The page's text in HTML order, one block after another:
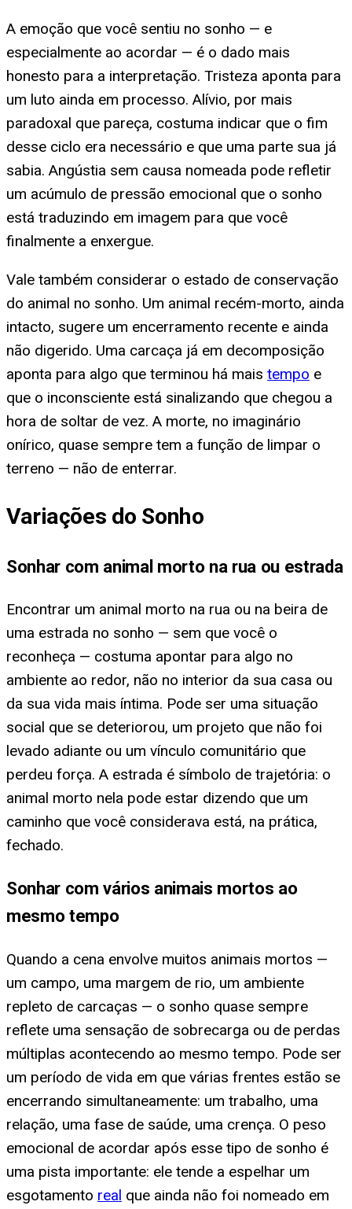
A emoção que você sentiu no sonho — e
especialmente ao acordar — é o dado mais
honesto para a interpretação. Tristeza aponta para
um luto ainda em processo. Alívio, por mais
paradoxal que pareça, costuma indicar que o fim
desse ciclo era necessário e que uma parte sua já
sabia. Angústia sem causa nomeada pode refletir
um acúmulo de pressão emocional que o sonho
está traduzindo em imagem para que você
finalmente a enxergue.
Vale também considerar o estado de conservação
do animal no sonho. Um animal recém-morto, ainda
intacto, sugere um encerramento recente e ainda
não digerido. Uma carcaça já em decomposição
aponta para algo que terminou há mais tempo e
que o inconsciente está sinalizando que chegou a
hora de soltar de vez. A morte, no imaginário
onírico, quase sempre tem a função de limpar o
terreno — não de enterrar.
Variações do Sonho
Sonhar com animal morto na rua ou estrada
Encontrar um animal morto na rua ou na beira de
uma estrada no sonho — sem que você o
reconheça — costuma apontar para algo no
ambiente ao redor, não no interior da sua casa ou
da sua vida mais íntima. Pode ser uma situação
social que se deteriorou, um projeto que não foi
levado adiante ou um vínculo comunitário que
perdeu força. A estrada é símbolo de trajetória: o
animal morto nela pode estar dizendo que um
caminho que você considerava está, na prática,
fechado.
Sonhar com vários animais mortos ao
mesmo tempo
Quando a cena envolve muitos animais mortos —
um campo, uma margem de rio, um ambiente
repleto de carcaças — o sonho quase sempre
reflete uma sensação de sobrecarga ou de perdas
múltiplas acontecendo ao mesmo tempo. Pode ser
um período de vida em que várias frentes estão se
encerrando simultaneamente: um trabalho, uma
relação, uma fase de saúde, uma crença. O peso
emocional de acordar após esse tipo de sonho é
uma pista importante: ele tende a espelhar um
esgotamento real que ainda não foi nomeado em